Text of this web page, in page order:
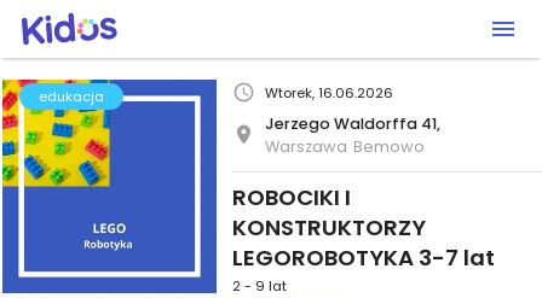
edukacja Wtorek, 16.06.2026
Jerzego Waldorffa 41,
Warszawa Bemowo
ROBOCIKI I
KONSTRUKTORZY
LEGOROBOTYKA 3-7 lat
2 - 9 lat